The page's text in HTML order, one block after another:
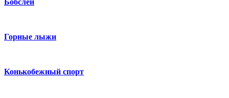
Бобслей
Горные лыжи
Конькобежный спорт